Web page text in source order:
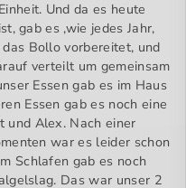
Und da es heute
gab es ,wie jedes Jahr,
Bollo vorbereitet, und
verteilt um gemeinsam
Essen gab es im Haus
Essen gab es noch eine
und Alex. Nach einer
war es leider schon
Schlafen gab es noch
Das war unser 2